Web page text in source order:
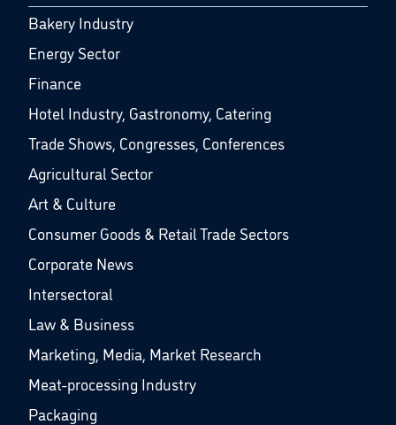
Bakery Industry
Energy Sector
Finance
Hotel Industry, Gastronomy, Catering
Trade Shows, Congresses, Conferences
Agricultural Sector
Art & Culture
Consumer Goods & Retail Trade Sectors
Corporate News
Intersectoral
Law & Business
Marketing, Media, Market Research
Meat-processing Industry
Packaging